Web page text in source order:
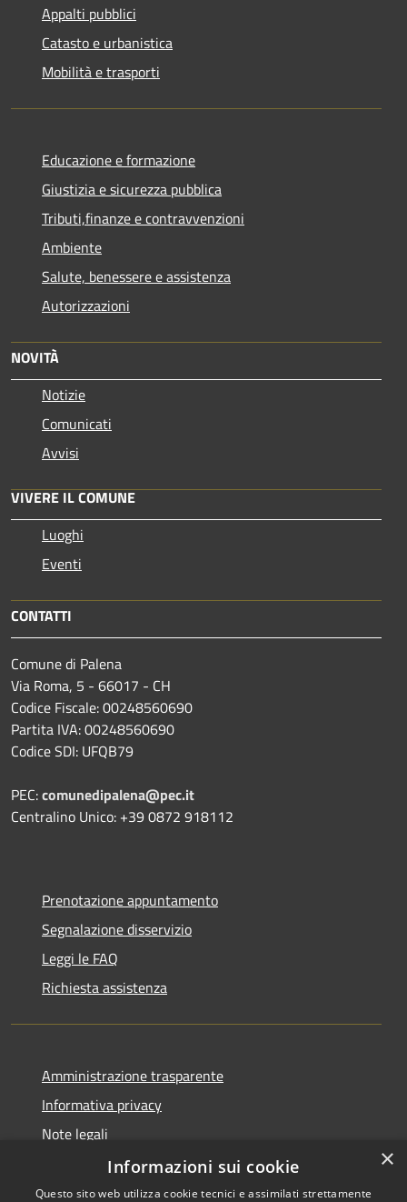
Appalti pubblici
Catasto e urbanistica
Mobilità e trasporti
Educazione e formazione
Giustizia e sicurezza pubblica
Tributi,finanze e contravvenzioni
Ambiente
Salute, benessere e assistenza
Autorizzazioni
NOVITÀ
Notizie
Comunicati
Avvisi
VIVERE IL COMUNE
Luoghi
Eventi
CONTATTI
Comune di Palena
Via Roma, 5 - 66017 - CH
Codice Fiscale: 00248560690
Partita IVA: 00248560690
Codice SDI: UFQB79
PEC:comunedipalena@pec.it
Centralino Unico: +39 0872 918112
Prenotazione appuntamento
Segnalazione disservizio
Leggi le FAQ
Richiesta assistenza
Amministrazione trasparente
Informativa privacy
Note legali
Dichiarazione di accessibilità
×
Informazioni sui cookie
Questo sito web utilizza cookie tecnici e assimilati strettamente